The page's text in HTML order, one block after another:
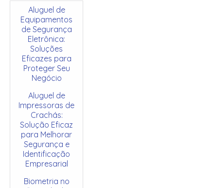
Aluguel de
Equipamentos
de Segurança
Eletrônica:
Soluções
Eficazes para
Proteger Seu
Negócio
Aluguel de
Impressoras de
Crachás:
Solução Eficaz
para Melhorar
Segurança e
Identificação
Empresarial
Biometria no